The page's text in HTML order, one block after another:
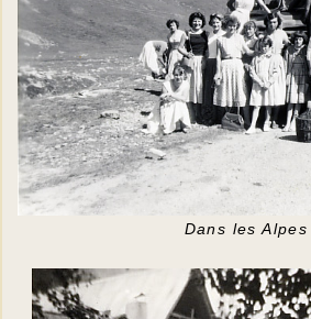
Dans les Alpes